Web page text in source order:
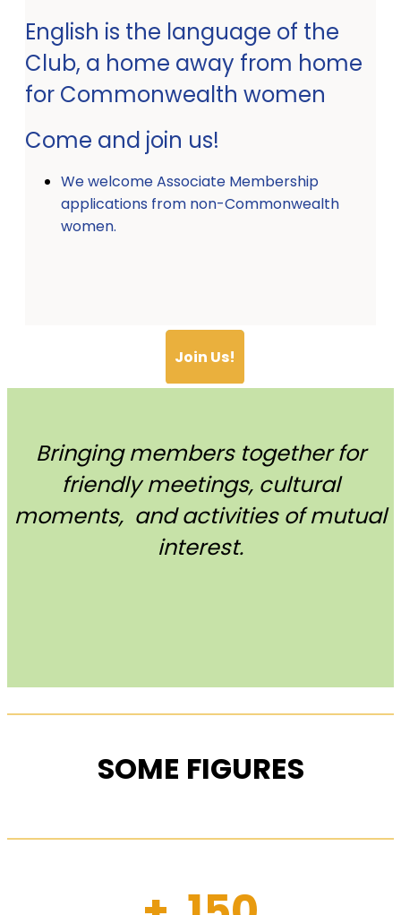
English is the language of the
Club, a home away from home
for Commonwealth women
Come and join us!
We welcome Associate Membership
applications from non-Commonwealth
women.
Join Us!
Bringing members together for
friendly meetings, cultural
moments, and activities of mutual
interest.
SOME FIGURES